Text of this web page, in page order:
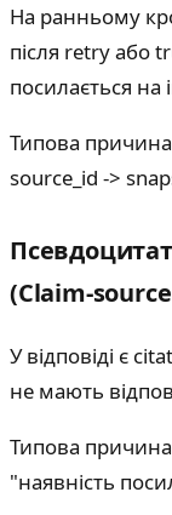
На ранньому
після retry або
посилається
Типова
source_id ->
(Claim-
У відповіді є
не мають
Типова
"наявність